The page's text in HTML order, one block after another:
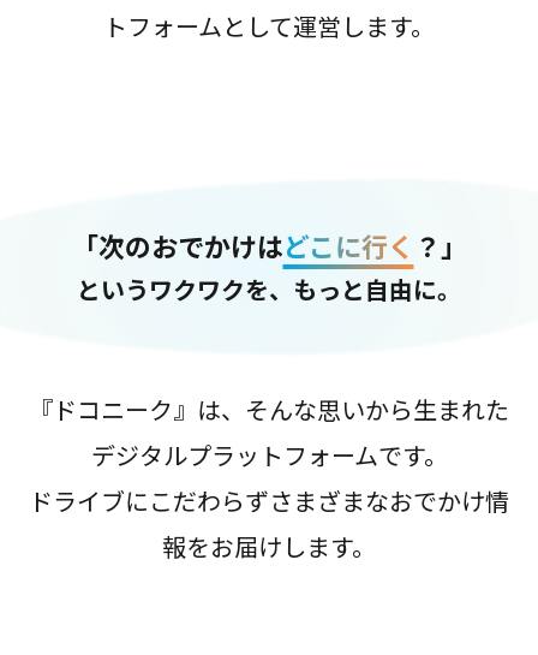
トフォームとして運営します。
「次のおでかけはどこに行く ？」
というワクワクを、もっと自由に。
『ドコニーク』は、そんな思いから生まれた
デジタルプラットフォームです。
ドライブにこだわらずさまざまなおでかけ情
報をお届けします。